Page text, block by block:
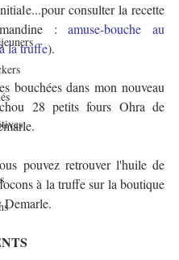
consulter la recette
: amuse-bouche au
la truffe).
bouchées dans mon nouveau
28 petits fours Ohra de
pouvez retrouver l'huile de
à la truffe sur la boutique
Demarle.